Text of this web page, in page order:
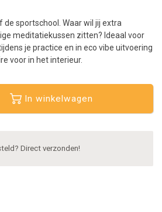
de sportschool. Waar wil jij extra
meditatiekussen zitten? Ideaal voor
je practice en in eco vibe uitvoering
voor in het interieur.
In winkelwagen
Direct verzonden!